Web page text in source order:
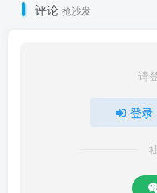
评论 抢沙发
请
登录